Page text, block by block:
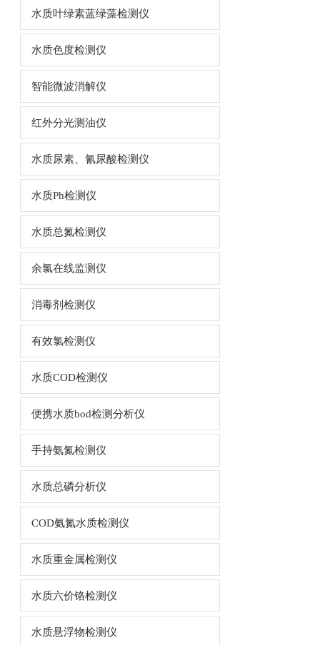
水质叶绿素蓝绿藻检测仪
水质色度检测仪
智能微波消解仪
红外分光测油仪
水质尿素、氰尿酸检测仪
水质Ph检测仪
水质总氮检测仪
余氯在线监测仪
消毒剂检测仪
有效氯检测仪
水质COD检测仪
便携水质bod检测分析仪
手持氨氮检测仪
水质总磷分析仪
COD氨氮水质检测仪
水质重金属检测仪
水质六价铬检测仪
水质悬浮物检测仪